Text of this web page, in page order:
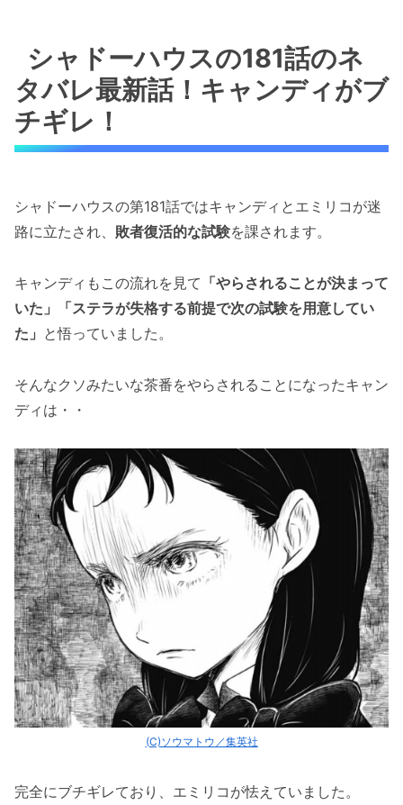
シャドーハウスの181話のネ
タバレ最新話！キャンディがブ
チギレ！
シャドーハウスの第181話ではキャンディとエミリコが迷
路に立たされ、 敗者復活的な試験を課されます。
キャンディもこの流れを見て 「やらされることが決まって
いた」「ステラが失格する前提で次の試験を用意してい
た」 と悟っていました。
そんなクソみたいな茶番をやらされることになったキャン
ディは・・
(C)ソウマトウ／集英社
完全にブチギレており、エミリコが怯えていました。